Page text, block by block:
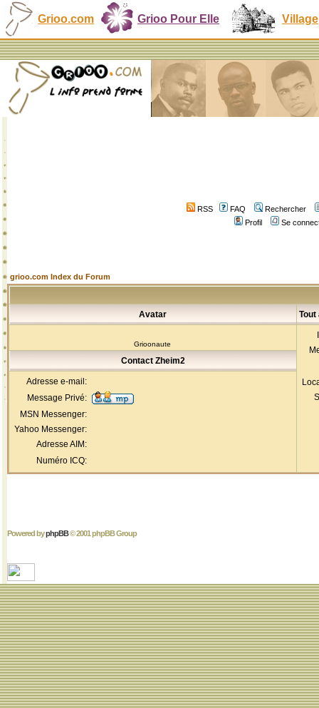
Grioo.com Grioo Pour Elle Village
RSS FAQ
Rechercher
Profil
Se
grioo.com Index du Forum
Avatar Tout
Grioonaute
Contact Zheim2
Adresse e-mail:
Message Privé:
MSN Messenger:
Yahoo Messenger:
Adresse AIM:
Numéro ICQ:
Powered byphpBB© 2001 phpBB Group